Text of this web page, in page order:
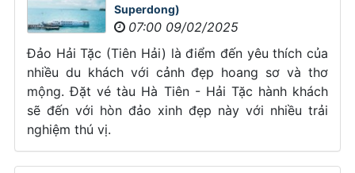
Superdong)
07:00 09/02/2025
Đảo Hải Tặc (Tiên Hải) là điểm đến yêu thích của
nhiều du khách với cảnh đẹp hoang sơ và thơ
mộng. Đặt vé tàu Hà Tiên - Hải Tặc hành khách
sẽ đến với hòn đảo xinh đẹp này với nhiều trải
nghiệm thú vị.